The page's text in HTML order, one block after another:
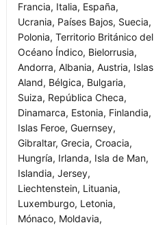
Francia, Italia, España,
Ucrania, Países Bajos, Suecia,
Polonia, Territorio Británico del
Océano Índico, Bielorrusia,
Andorra, Albania, Austria, Islas
Aland, Bélgica, Bulgaria,
Suiza, República Checa,
Dinamarca, Estonia, Finlandia,
Islas Feroe, Guernsey,
Gibraltar, Grecia, Croacia,
Hungría, Irlanda, Isla de Man,
Islandia, Jersey,
Liechtenstein, Lituania,
Luxemburgo, Letonia,
Mónaco, Moldavia,